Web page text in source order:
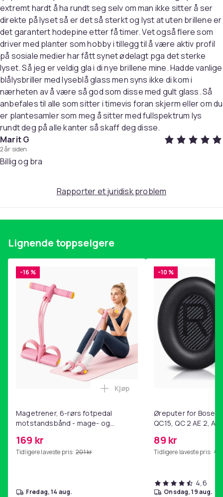
Specifikation- Materiale: Linser af høj kvalitet med
filter mod blåt lys - Farve på linser: Gul - Type:
Terminalbriller uden styrke
Artikkel nr.
ca3dda1f-b999-44c7-9173-60f4d04733b7
Produktsikkerhetsinformasjon
extremt hardt å ha rundt seg selv om man ikke sitter å ser
direkte på lyset så er det så sterkt og lyst at uten brillene er
det garantert hodepine etter få timer. Vet også flere som
driver med planter som hobby i tillegg til å være aktiv profil
på sosiale medier har fått synet ødelagt pga det sterke
lyset. Så jeg er veldig gla i di nye brillene mine. Hadde vanlige
blålysbriller med lyseblå glass men syns ikke di kom i
nærheten av å være så god som disse med gult glass. Så
anbefales til alle som sitter i timevis foran skjerm eller om du
er plantesamler som meg å sitter med fullspektrum lys
rundt deg på alle kanter så skaff deg disse.
Marit G
2 år siden
Billig og bra
Rapporter et juridisk problem
Lignende toppselgere
-16 %
Magetrener, 6-rørs fotpedal
motstandsbånd - mage- og
hjemmegymnastikk Pink
169 kr
Tidligere laveste pris: 201 kr
Legg Magetrener, 6-rørs
Kjøp
fredag, 14 aug.
-10 %
Øreputer for Bose
QC15, QC 2 AE 2, AE
89 kr
Tidligere laveste pris: 99
4,6
onsdag, 19 aug.